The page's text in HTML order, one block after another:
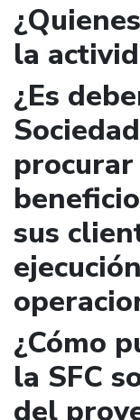
la
¿Es
sus
¿Cómo
la SFC
del